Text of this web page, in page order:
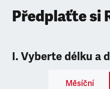
Předplaťte si
I. Vyberte délku a
Měsíční